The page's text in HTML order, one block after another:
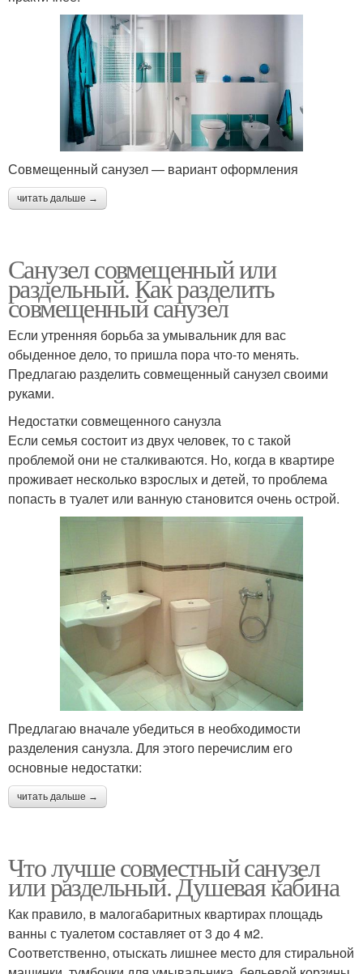
Совмещенный санузел — вариант оформления
читать дальше →
Санузел совмещенный или
раздельный. Как разделить
совмещенный санузел
Если утренняя борьба за умывальник для вас
обыденное дело, то пришла пора что-то менять.
Предлагаю разделить совмещенный санузел своими
руками.
Недостатки совмещенного санузла
Если семья состоит из двух человек, то с такой
проблемой они не сталкиваются. Но, когда в квартире
проживает несколько взрослых и детей, то проблема
попасть в туалет или ванную становится очень острой.
Предлагаю вначале убедиться в необходимости
разделения санузла. Для этого перечислим его
основные недостатки:
читать дальше →
Что лучше совместный санузел
или раздельный. Душевая кабина
Как правило, в малогабаритных квартирах площадь
ванны с туалетом составляет от 3 до 4 м2.
Соответственно, отыскать лишнее место для стиральной